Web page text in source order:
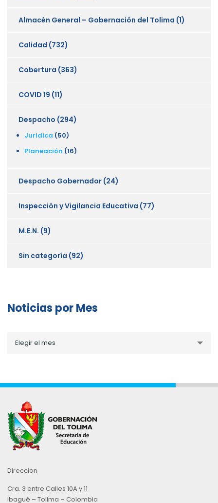
Almacén General – Gobernación del Tolima (1)
Calidad (732)
Cobertura (363)
COVID 19 (11)
Despacho (294)
Juridica (50)
Planeación (16)
Despacho Gobernador (24)
Inspección y Vigilancia Educativa (77)
M.E.N. (9)
Sin categoría (92)
Noticias por Mes
porElegir el mes
Direccion
Cra. 3 entre Calles 10A y 11
Ibagué – Tolima – Colombia